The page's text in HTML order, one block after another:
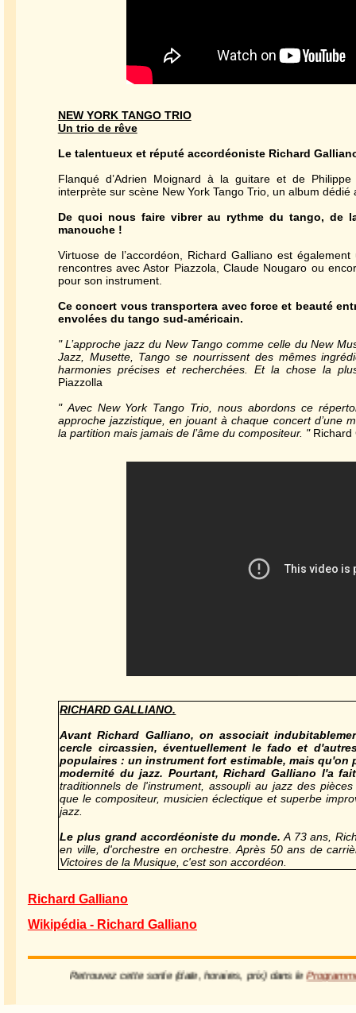
NEW YORK TANGO TRIO
Un trio de rêve
Le talentueux et réputé accordéoniste Richard
Flanqué d’Adrien Moignard à la guitare et de
interprète sur scène New York Tango Trio, un album
De quoi nous faire vibrer au rythme du tango, de
manouche !
Virtuose de l’accordéon, Richard Galliano est
rencontres avec Astor Piazzola, Claude Nougaro ou
pour son instrument.
Ce concert vous transportera avec force et beauté
envolées du tango sud-américain.
" L’approche jazz du New Tango comme celle du New
Jazz, Musette, Tango se nourrissent des mêmes
harmonies précises et recherchées. Et la chose la
Piazzolla
" Avec New York Tango Trio, nous abordons ce
approche jazzistique, en jouant à chaque concert d’une
la partition mais jamais de l’âme du compositeur. "Richard
RICHARD GALLIANO.
Avant Richard Galliano, on associait
cercle circassien, éventuellement le fado et
populaires : un instrument fort estimable, mais qu'on
modernité du jazz. Pourtant, Richard Galliano l'a
traditionnels de l'instrument, assoupli au jazz des
que le compositeur, musicien éclectique et superbe
jazz.
Le plus grand accordéoniste du monde. A 73 ans,
en ville, d'orchestre en orchestre. Après 50 ans de
Victoires de la Musique, c'est son accordéon.
Richard Galliano
Wikipédia - Richard Galliano
Retrouvez cette sortie (date, horaires, prix) dans le